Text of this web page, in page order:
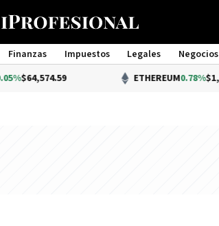
Finanzas Impuestos Legales Negocios
Management
0.78%$1,912.46